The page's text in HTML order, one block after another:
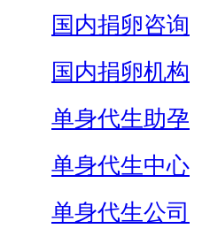
国内捐卵咨询
国内捐卵机构
单身代生助孕
单身代生中心
单身代生公司